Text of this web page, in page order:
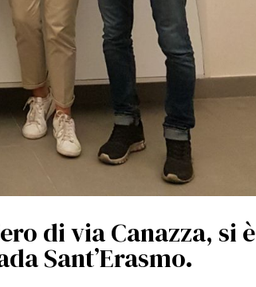
di via Canazza, si è
Sant’Erasmo.